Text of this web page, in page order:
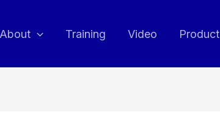
About Training Video Product